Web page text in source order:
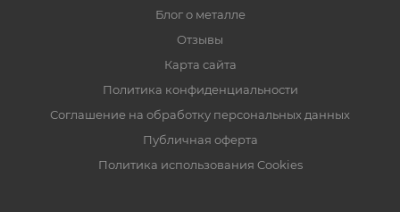
Блог о металле
Отзывы
Карта сайта
Политика конфиденциальности
Соглашение на обработку персональных данных
Публичная оферта
Политика использования Cookies